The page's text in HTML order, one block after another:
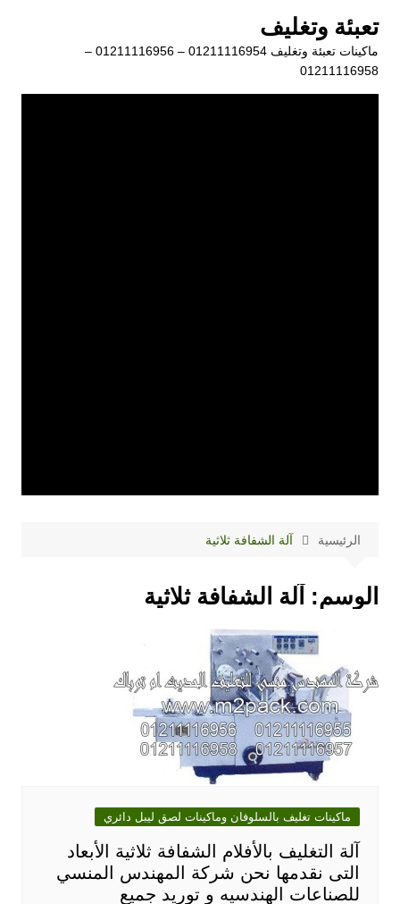
المحتوى
تعبئة وتغليف
ماكينات تعبئة وتغليف 01211116954 – 01211116956 –
01211116958
الرئيسية آلة الشفافة ثلاثية
الوسم: آلة الشفافة ثلاثية
ماكينات تغليف بالسلوفان وماكينات لصق ليبل دائري
آلة التغليف بالأفلام الشفافة ثلاثية الأبعاد
التى نقدمها نحن شركة المهندس المنسي
للصناعات الهندسيه و توريد جميع